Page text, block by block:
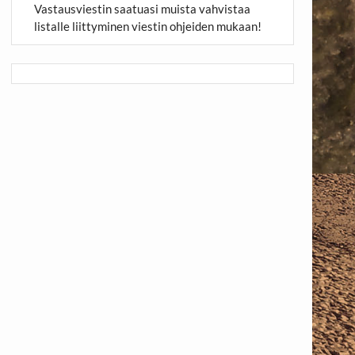
Vastausviestin saatuasi muista vahvistaa
listalle liittyminen viestin ohjeiden mukaan!